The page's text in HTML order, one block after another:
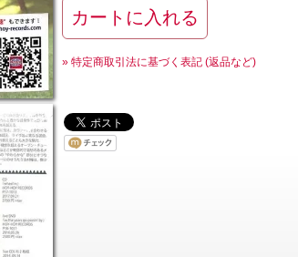
» 特定商取引法に基づく表記 (返品など)